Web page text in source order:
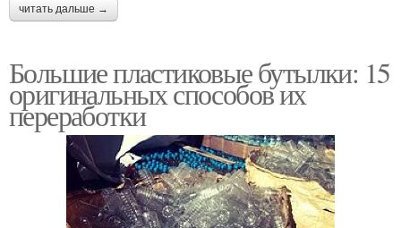
читать дальше →
Большие пластиковые бутылки: 15
оригинальных способов их
переработки